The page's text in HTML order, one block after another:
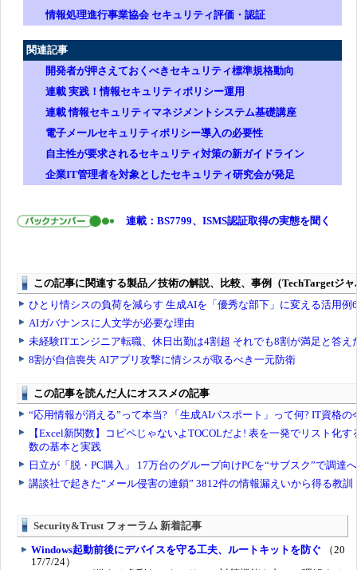
情報処理進行事業協会 セキュリティ評価・認証
関連記事
開発者が押さえておくべきセキュリティ標準規格動向
連載 実践！情報セキュリティポリシー運用
連載 情報セキュリティマネジメントシステム基礎講座
電子メールセキュリティポリシー導入の必要性
自主性が要求されるセキュリティ対策の新ガイドライン
企業IT管理者を対象としたセキュリティ研究会が発足
連載：BS7799、ISMS認証取得の実態を聞く
Security&Trust フォーラム 新着記事
Windows起動前後にデバイスを守る工夫、ルートキットを防ぐ （20
17/7/24）